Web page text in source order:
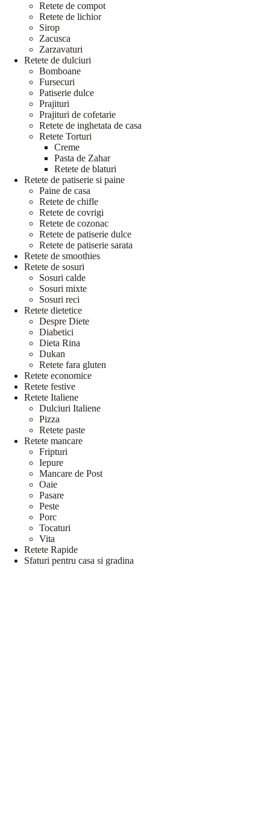
Retete de compot
Retete de lichior
Sirop
Zacusca
Zarzavaturi
Retete de dulciuri
Bomboane
Fursecuri
Patiserie dulce
Prajituri
Prajituri de cofetarie
Retete de inghetata de casa
Retete Torturi
Creme
Pasta de Zahar
Retete de blaturi
Retete de patiserie si paine
Paine de casa
Retete de chifle
Retete de covrigi
Retete de cozonac
Retete de patiserie dulce
Retete de patiserie sarata
Retete de smoothies
Retete de sosuri
Sosuri calde
Sosuri mixte
Sosuri reci
Retete dietetice
Despre Diete
Diabetici
Dieta Rina
Dukan
Retete fara gluten
Retete economice
Retete festive
Retete Italiene
Dulciuri Italiene
Pizza
Retete paste
Retete mancare
Fripturi
Iepure
Mancare de Post
Oaie
Pasare
Peste
Porc
Tocaturi
Vita
Retete Rapide
Sfaturi pentru casa si gradina